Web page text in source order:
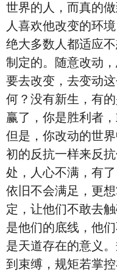
世界的人，而真的
人喜欢他改变的环
绝大多数人都适应
制定的。随意改动
要去改变，去变动
何？没有新生，有
赢了，你是胜利者
但是，你改动的世
初的反抗一样来反
处，人心不满，有
依旧不会满足，更
定，让他们不敢去
是他们的底线，他
是天道存在的意义
到束缚，规矩若掌